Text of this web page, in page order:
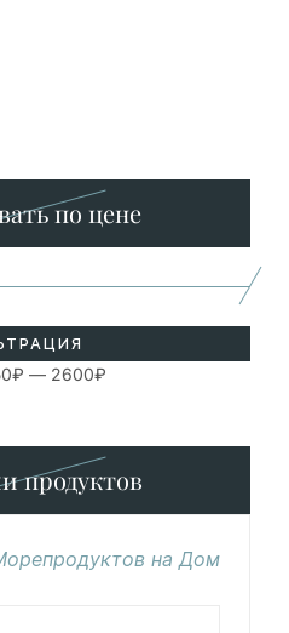
по цене
— 2600₽
продуктов
на Дом